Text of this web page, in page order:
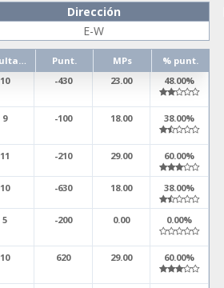
Dirección
E-W
Resultado Punt. MPs
% punt.
10 -430 23.00 48.00%
9 -100 18.00 38.00%
11 -210 29.00 60.00%
10 -630 18.00 38.00%
5 -200 0.00 0.00%
10 620 29.00 60.00%